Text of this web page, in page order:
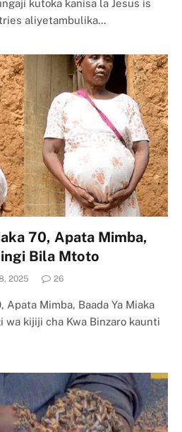
kutoka kanisa la Jesus is
aliyetambulika…
70, Apata Mimba,
Bila Mtoto
2025 26
Apata Mimba, Baada Ya Miaka
wa kijiji cha Kwa Binzaro kaunti